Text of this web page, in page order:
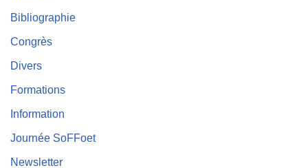
Bibliographie
Congrès
Divers
Formations
Information
Journée SoFFoet
Newsletter